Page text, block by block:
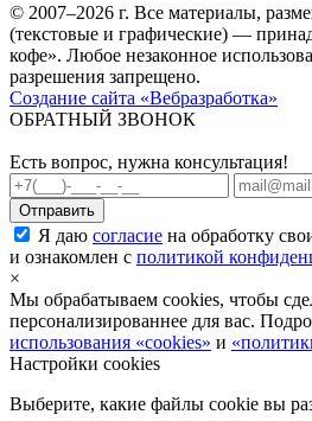
© 2007–2026 г. Все материалы,
(текстовые и графические) —
кофе». Любое незаконное
разрешения запрещено.
Создание сайта «Вебразработка»
ОБРАТНЫЙ ЗВОНОК
Есть вопрос, нужна консультация!
Я даю согласие на обработку
и ознакомлен с политикой
×
Мы обрабатываем cookies, чтобы
персонализированнее для вас.
использования «cookies» и
Настройки cookies
Выберите, какие файлы cookie вы